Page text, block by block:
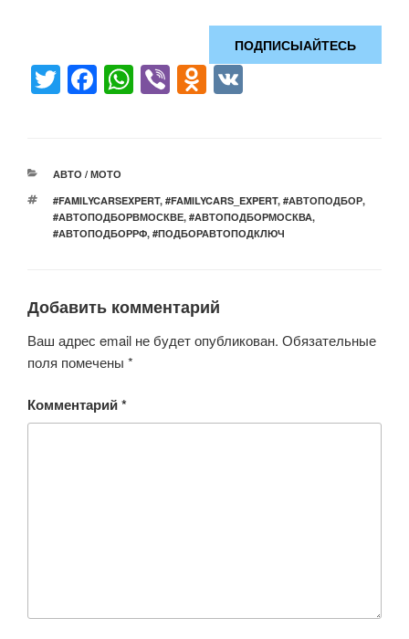
ПОДПИСЫАЙТЕСЬ
T
er
F
e
b
o
W
A
p
Vi O
kl
a
ki
РУБРИКИ
АВТО / МОТО
МЕТКИ
#FAMILYCARSEXPERT, #FAMILYCARS_EXPERT, #АВТОПОДБОР,
#АВТОПОДБОРВМОСКВЕ, #АВТОПОДБОРМОСКВА,
#АВТОПОДБОРРФ, #ПОДБОРАВТОПОДКЛЮЧ
Добавить комментарий
Ваш адрес email не будет опубликован. Обязательные
поля помечены *
Комментарий*